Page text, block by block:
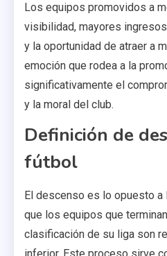
Los equipos promovidos a
visibilidad, mayores
y la oportunidad de atraer a
emoción que rodea a la
significativamente el
y la moral del club.
Definición de
fútbol
El descenso es lo opuesto a
que los equipos que
clasificación de su liga son